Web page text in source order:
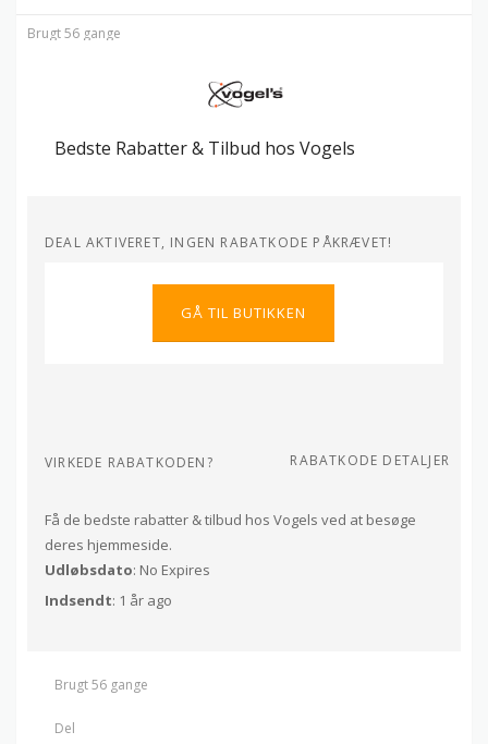
Brugt 56 gange
Bedste Rabatter & Tilbud hos Vogels
DEAL AKTIVERET, INGEN RABATKODE PÅKRÆVET!
GÅ TIL BUTIKKEN
VIRKEDE RABATKODEN? RABATKODE DETALJER
Få de bedste rabatter & tilbud hos Vogels ved at besøge
deres hjemmeside.
Udløbsdato: No Expires
Indsendt: 1 år ago
Brugt 56 gange
Del